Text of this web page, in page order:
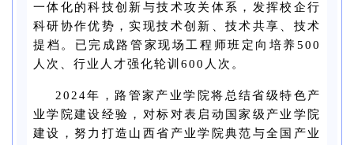
一体化的科技创新与技术攻关体系，发挥校企行
科研协作优势，实现技术创新、技术共享、技术
提档。已完成路管家现场工程师班定向培养500
人次、行业人才强化轮训600人次。
2024年，路管家产业学院将总结省级特色产
业学院建设经验，对标对表启动国家级产业学院
建设，努力打造山西省产业学院典范与全国产业